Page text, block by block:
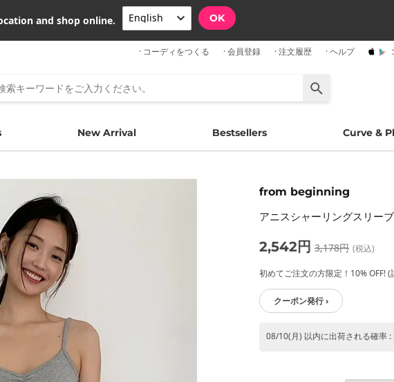
and shop online. OK
· コーディをつくる · 会員登録 · 注文履歴 · ヘルプ
New Arrival Bestsellers Curve &
from beginning
アニスシャーリングスリー
2,542円 3,178円 (税込)
初めてご注文の方限定！10% OFF! (
クーポン発行 ›
08/10(月) 以内に出荷される確率 :